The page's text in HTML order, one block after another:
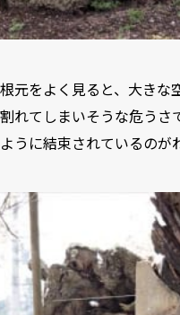
根元をよく見ると、大きな
割れてしまいそうな危うさ
ように結束されているのが